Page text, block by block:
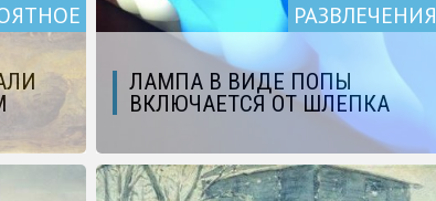
РАЗВЛЕЧЕНИЯ
ЛАМПА В ВИДЕ ПОПЫ
ВКЛЮЧАЕТСЯ ОТ ШЛЕПКА